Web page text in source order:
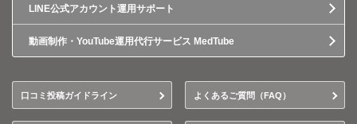
LINE公式アカウント運用サポート
動画制作・YouTube運用代行サービス MedTube
口コミ投稿ガイドライン よくあるご質問（FAQ）